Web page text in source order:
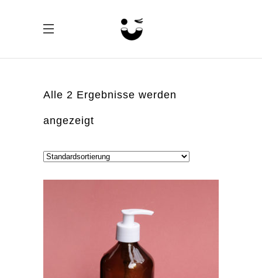
Alle 2 Ergebnisse werden
angezeigt
Palette – Unverpackt Einkaufen
Münstergasse 18
info@palette-bern.ch